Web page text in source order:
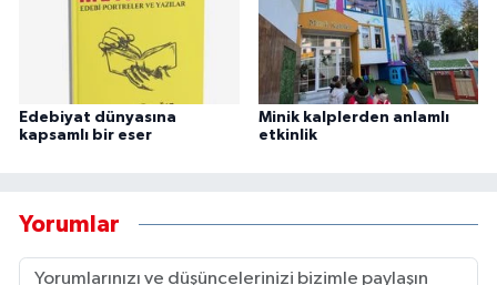
Edebiyat dünyasına
kapsamlı bir eser
Minik kalplerden anlamlı
etkinlik
Yorumlar